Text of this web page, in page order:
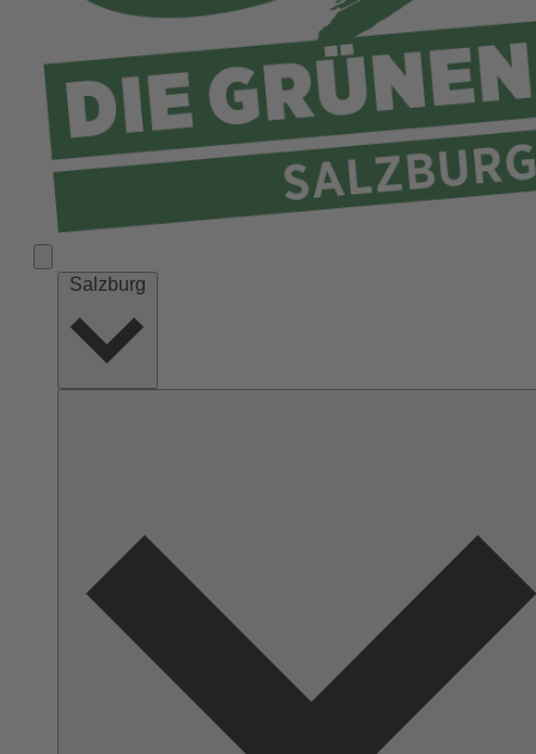
Salzburg